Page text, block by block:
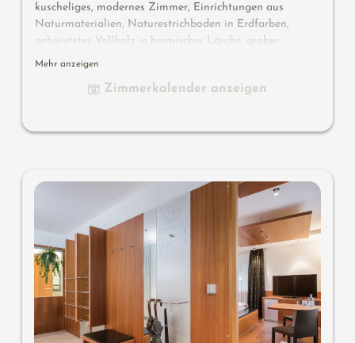
kuscheliges, modernes Zimmer, Einrichtungen aus
Naturmaterialien, Naturestrichboden in Erdfarben,
gebürstetes Vollholz in heimischer Lärche, grober
Spritzputz an der Decke für angenehme Raumakustik,
Stehlampe mit 2 Designer Lounge Sessel und
Beistelltischchen, ein Stuhl und ein Schaukelstuhl
Wissenswertes : Boxspringmatratzen und Klimaanlage
Mehr anzeigen
Zimmerkalender anzeigen